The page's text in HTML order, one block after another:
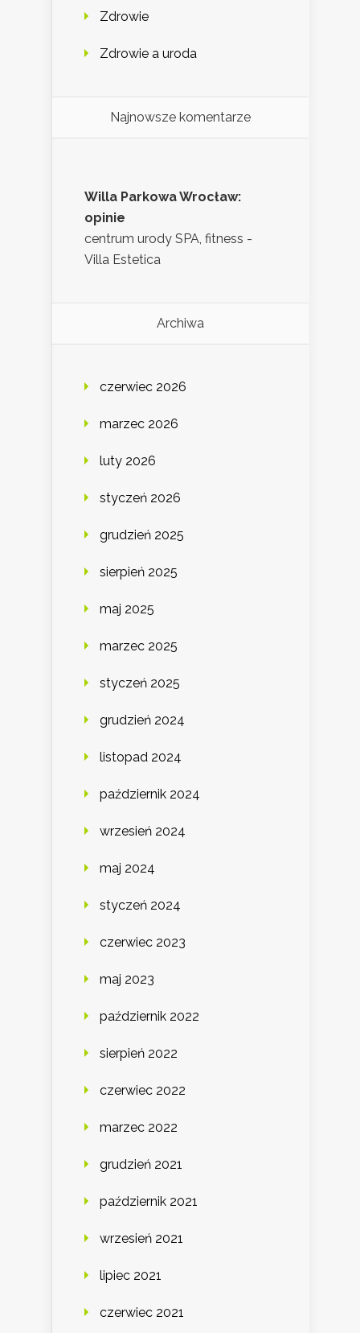
Zdrowie
Zdrowie a uroda
Najnowsze komentarze
Willa Parkowa Wrocław:
opinie
centrum urody SPA, fitness -
Villa Estetica
Archiwa
czerwiec 2026
marzec 2026
luty 2026
styczeń 2026
grudzień 2025
sierpień 2025
maj 2025
marzec 2025
styczeń 2025
grudzień 2024
listopad 2024
październik 2024
wrzesień 2024
maj 2024
styczeń 2024
czerwiec 2023
maj 2023
październik 2022
sierpień 2022
czerwiec 2022
marzec 2022
grudzień 2021
październik 2021
wrzesień 2021
lipiec 2021
czerwiec 2021